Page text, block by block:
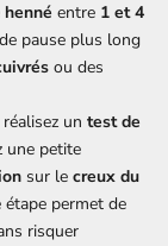
henné entre 1 et 4
pause plus long
ou des
un test de
une petite
sur le creux du
permet de
risquer